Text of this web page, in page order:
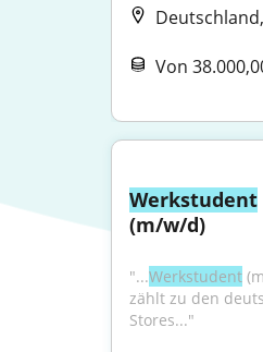
Von
Werkstudent
(m/w/d)
"...Werkstudent
zählt zu den
Stores..."